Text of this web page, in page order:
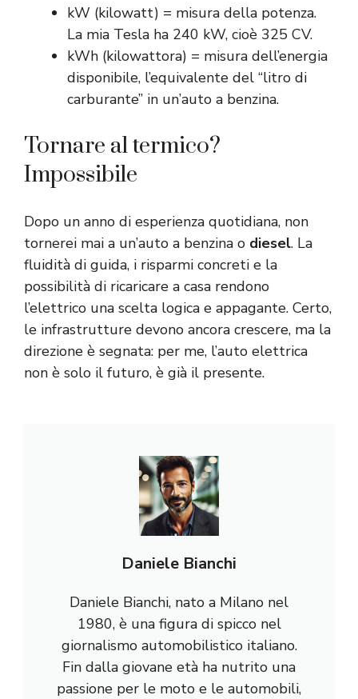
kW (kilowatt) = misura della potenza.
La mia Tesla ha 240 kW, cioè 325 CV.
kWh (kilowattora) = misura dell’energia
disponibile, l’equivalente del “litro di
carburante” in un’auto a benzina.
Tornare al termico?
Impossibile
Dopo un anno di esperienza quotidiana, non
tornerei mai a un’auto a benzina o diesel. La
fluidità di guida, i risparmi concreti e la
possibilità di ricaricare a casa rendono
l’elettrico una scelta logica e appagante. Certo,
le infrastrutture devono ancora crescere, ma la
direzione è segnata: per me, l’auto elettrica
non è solo il futuro, è già il presente.
Daniele Bianchi
Daniele Bianchi, nato a Milano nel
1980, è una figura di spicco nel
giornalismo automobilistico italiano.
Fin dalla giovane età ha nutrito una
passione per le moto e le automobili,